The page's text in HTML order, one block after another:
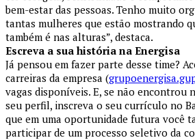
bem-estar das pessoas. Tenho muito
tantas mulheres que estão mostrando
também é nas alturas”, destaca.
Escreva a sua história na Energisa
Já pensou em fazer parte desse time?
carreiras da empresa (
vagas disponíveis. E, se não encontrou
seu perfil, inscreva o seu currículo no
que em uma oportunidade futura você
participar de um processo seletivo da